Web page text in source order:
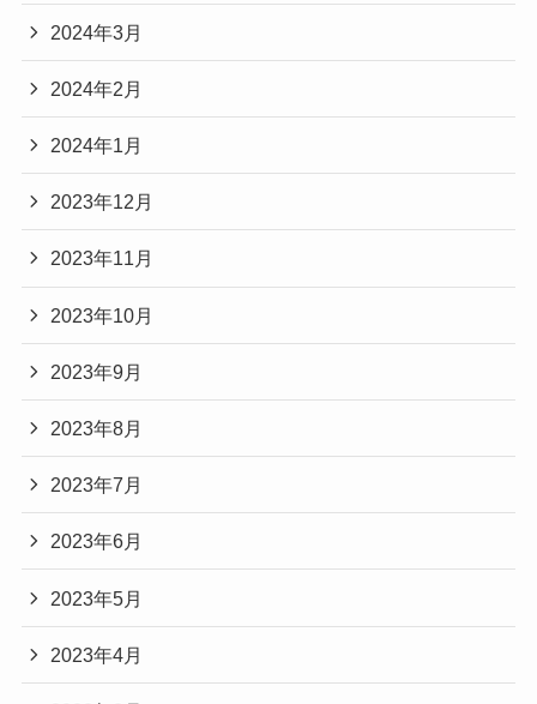
2024年3月
2024年2月
2024年1月
2023年12月
2023年11月
2023年10月
2023年9月
2023年8月
2023年7月
2023年6月
2023年5月
2023年4月